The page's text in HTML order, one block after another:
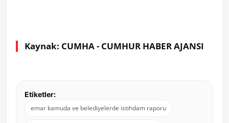
Kaynak: CUMHA - CUMHUR HABER AJANSI
Etiketler:
emar kamuda ve belediyelerde istihdam raporu